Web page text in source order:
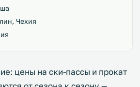
Чехия
цены на ски-пассы и прокат